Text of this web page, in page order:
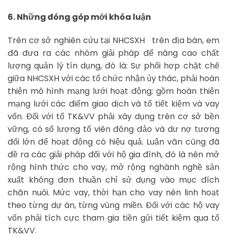
6. Những đóng góp mới khóa luận
Trên cơ sở nghiên cứu tại NHCSXH trên địa bàn, em
đã đưa ra các nhóm giải pháp để nâng cao chất
lượng quản lý tín dụng, đó là: Sự phối hợp chặt chẽ
giữa NHCSXH với các tổ chức nhận ủy thác, phải hoàn
thiện mô hình mạng lưới hoạt động; gồm hoàn thiện
mạng lưới các điểm giao dịch và tổ tiết kiệm và vay
vốn. Đối với tổ TK&VV phải xây dụng trên cơ sở bền
vững, có số lượng tổ viên đông đảo và dư nợ tương
đối lớn để hoạt động có hiệu quả. Luận văn cũng đã
đề ra các giải pháp đối với hộ gia đình, đó là nên mở
rộng hình thức cho vay, mở rộng nghành nghề sản
xuất không đơn thuần chỉ sử dụng vào mục đích
chăn nuôi. Mức vay, thời hạn cho vay nên linh hoạt
theo từng dự án, từng vùng miền. Đối với các hộ vay
vốn phải tích cực tham gia tiền gửi tiết kiệm qua tổ
TK&VV.